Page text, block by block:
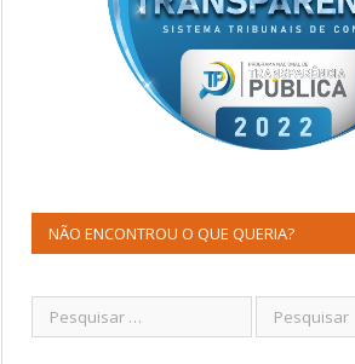
NÃO ENCONTROU O QUE QUERIA?